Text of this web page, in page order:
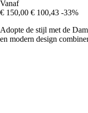
Vanaf
€ 150,00 € 100,43 -33%
Adopte de stijl met de
en modern design